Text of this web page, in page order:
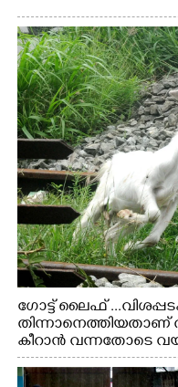
ഗോട്ട് ലൈഫ്
തിന്നാനെത്തിയതാണ്
കീറാൻ വന്നതോടെ
വേണ്ടിയായി ഓട്ടം.
നിന്നുള്ള കാഴ്ച